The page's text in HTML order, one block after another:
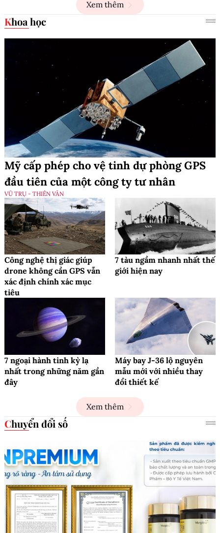
Xem thêm
Khoa học
Mỹ cấp phép cho vệ tinh dự phòng GPS
đầu tiên của một công ty tư nhân
VŨ TRỤ - THIÊN VĂN
Công nghệ thị giác giúp
drone không cần GPS vẫn
xác định chính xác mục
tiêu
7 tàu ngầm nhanh nhất thế
giới hiện nay
7 ngoại hành tinh kỳ lạ
nhất trong những năm gần
đây
Máy bay J-36 lộ nguyên
mẫu mới với nhiều thay
đổi thiết kế
Xem thêm
Chuyển đổi số